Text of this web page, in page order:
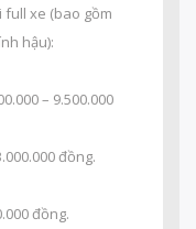
full xe (bao gồm
hậu):
– 9.500.000
đồng.
đồng.